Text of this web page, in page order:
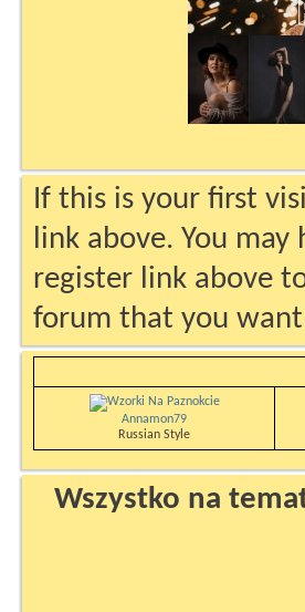
If this is your first
link above. You may
register link above
forum that you
Annamon79
Russian Style
Wszystko na